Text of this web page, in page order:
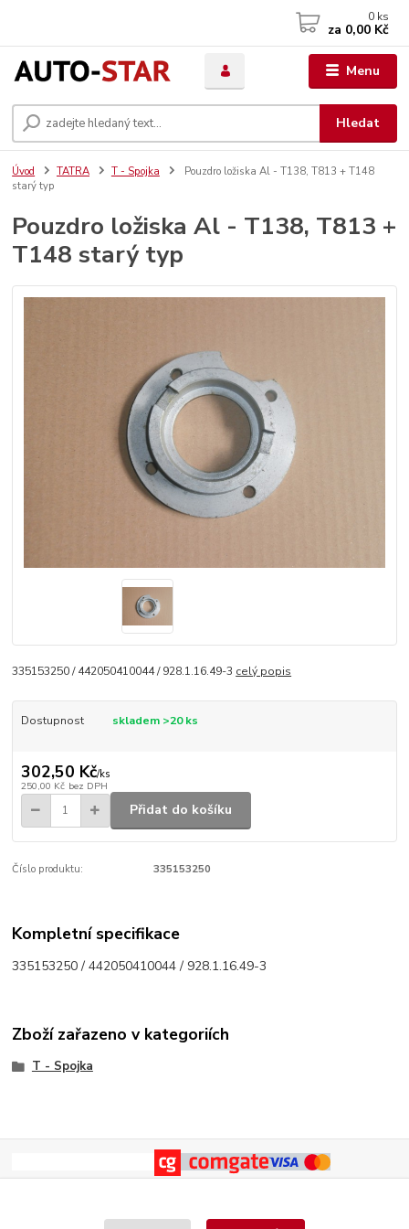
Menu
Hledat
0 ks
za 0,00 Kč
Úvod TATRA T - Spojka
Pouzdro ložiska Al - T138, T813 + T148
starý typ
Pouzdro ložiska Al - T138, T813 +
T148 starý typ
335153250 / 442050410044 / 928.1.16.49-3 celý popis
Dostupnost skladem >20 ks
302,50 Kč/ks
250,00 Kč bez DPH
Přidat do košíku
Číslo produktu: 335153250
Kompletní specifikace
335153250 / 442050410044 / 928.1.16.49-3
Zboží zařazeno v kategoriích
T - Spojka